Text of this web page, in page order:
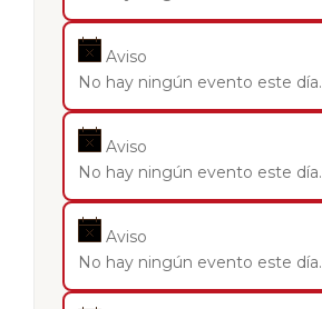
Aviso
No hay ningún evento este día.
Aviso
No hay ningún evento este día.
Aviso
No hay ningún evento este día.